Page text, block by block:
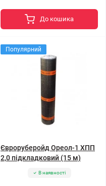
До кошика
Популярний
Євроруберойд Ореол-1 ХПП
2,0 підкладковий (15 м)
В наявності